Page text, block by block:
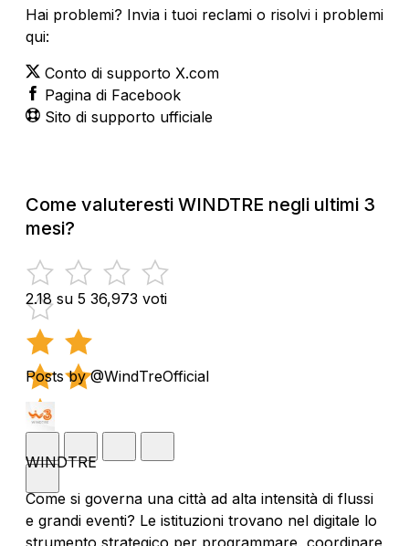
Hai problemi? Invia i tuoi reclami o risolvi i problemi
qui:
Conto di supporto X.com
Pagina di Facebook
Sito di supporto ufficiale
Come valuteresti WINDTRE negli ultimi 3
mesi?
2.18 su 5 36,973 voti
Posts by @WindTreOfficial
WINDTRE
Come si governa una città ad alta intensità di flussi
e grandi eventi? Le istituzioni trovano nel digitale lo
strumento strategico per programmare, coordinare